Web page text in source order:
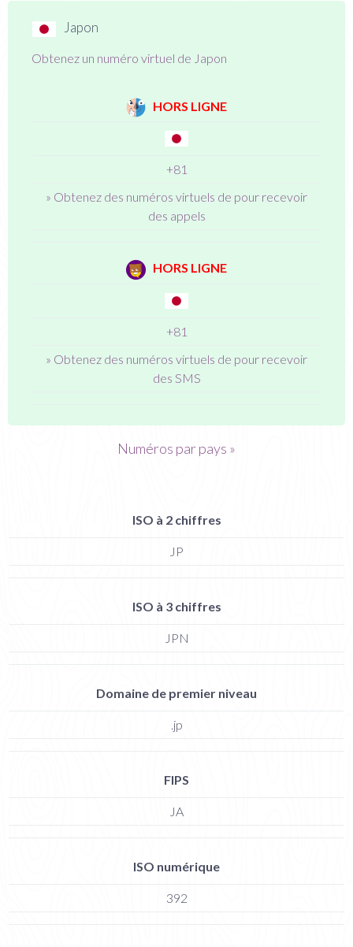
Japon
Obtenez un numéro virtuel de Japon
HORS LIGNE
+81
» Obtenez des numéros virtuels de pour recevoir
des appels
HORS LIGNE
+81
» Obtenez des numéros virtuels de pour recevoir
des SMS
Numéros par pays »
ISO à 2 chiffres
JP
ISO à 3 chiffres
JPN
Domaine de premier niveau
.jp
FIPS
JA
ISO numérique
392